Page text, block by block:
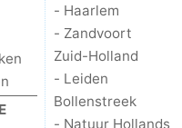
- Haarlem
- Zandvoort
Zuid-Holland
- Leiden
Bollenstreek
- Natuur Hollands